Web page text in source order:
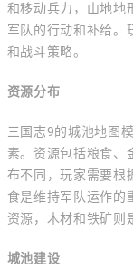
和移动兵力，山地地
军队的行动和补给。
和战斗策略。
资源分布
三国志9的城池地图
素。资源包括粮食、
布不同，玩家需要根
食是维持军队运作的
资源，木材和铁矿则
城池建设